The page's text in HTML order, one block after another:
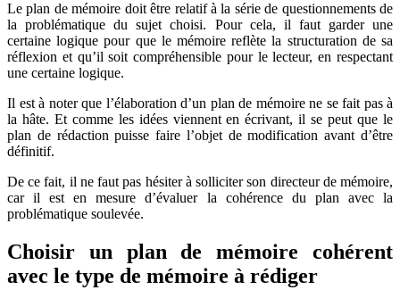
Le plan de mémoire doit être relatif à la série de questionnements de
la problématique du sujet choisi. Pour cela, il faut garder une
certaine logique pour que le mémoire reflète la structuration de sa
réflexion et qu’il soit compréhensible pour le lecteur, en respectant
une certaine logique.
Il est à noter que l’élaboration d’un plan de mémoire ne se fait pas à
la hâte. Et comme les idées viennent en écrivant, il se peut que le
plan de rédaction puisse faire l’objet de modification avant d’être
définitif.
De ce fait, il ne faut pas hésiter à solliciter son directeur de mémoire,
car il est en mesure d’évaluer la cohérence du plan avec la
problématique soulevée.
Choisir un plan de mémoire cohérent
avec le type de mémoire à rédiger